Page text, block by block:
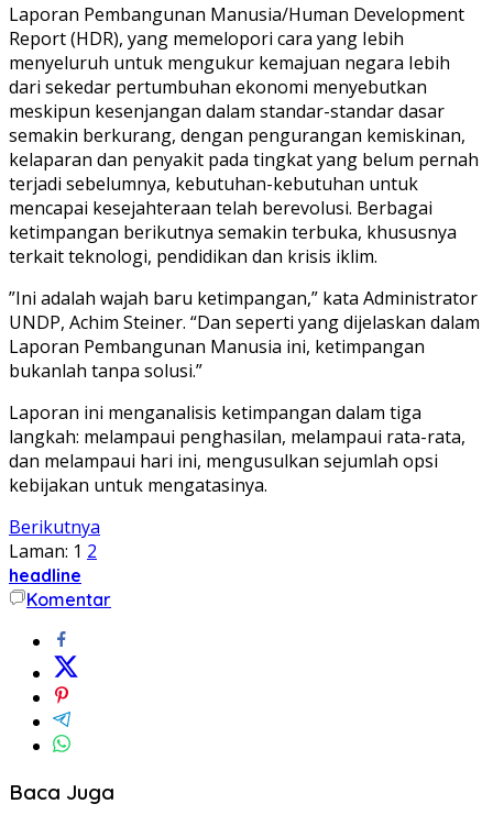
Laporan Pembangunan Manusia/Human Development
Report (HDR), yang memelopori cara yang Iebih
menyeluruh untuk mengukur kemajuan negara Iebih
dari sekedar pertumbuhan ekonomi menyebutkan
meskipun kesenjangan dalam standar-standar dasar
semakin berkurang, dengan pengurangan kemiskinan,
kelaparan dan penyakit pada tingkat yang belum pernah
terjadi sebelumnya, kebutuhan-kebutuhan untuk
mencapai kesejahteraan telah berevolusi. Berbagai
ketimpangan berikutnya semakin terbuka, khususnya
terkait teknologi, pendidikan dan krisis iklim.
”Ini adalah wajah baru ketimpangan,” kata Administrator
UNDP, Achim Steiner. “Dan seperti yang dijelaskan dalam
Laporan Pembangunan Manusia ini, ketimpangan
bukanlah tanpa solusi.”
Laporan ini menganalisis ketimpangan dalam tiga
langkah: melampaui penghasilan, melampaui rata-rata,
dan melampaui hari ini, mengusulkan sejumlah opsi
kebijakan untuk mengatasinya.
Berikutnya
Laman: 1 2
headline
Komentar
Baca Juga